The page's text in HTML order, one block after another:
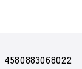
4580883068022